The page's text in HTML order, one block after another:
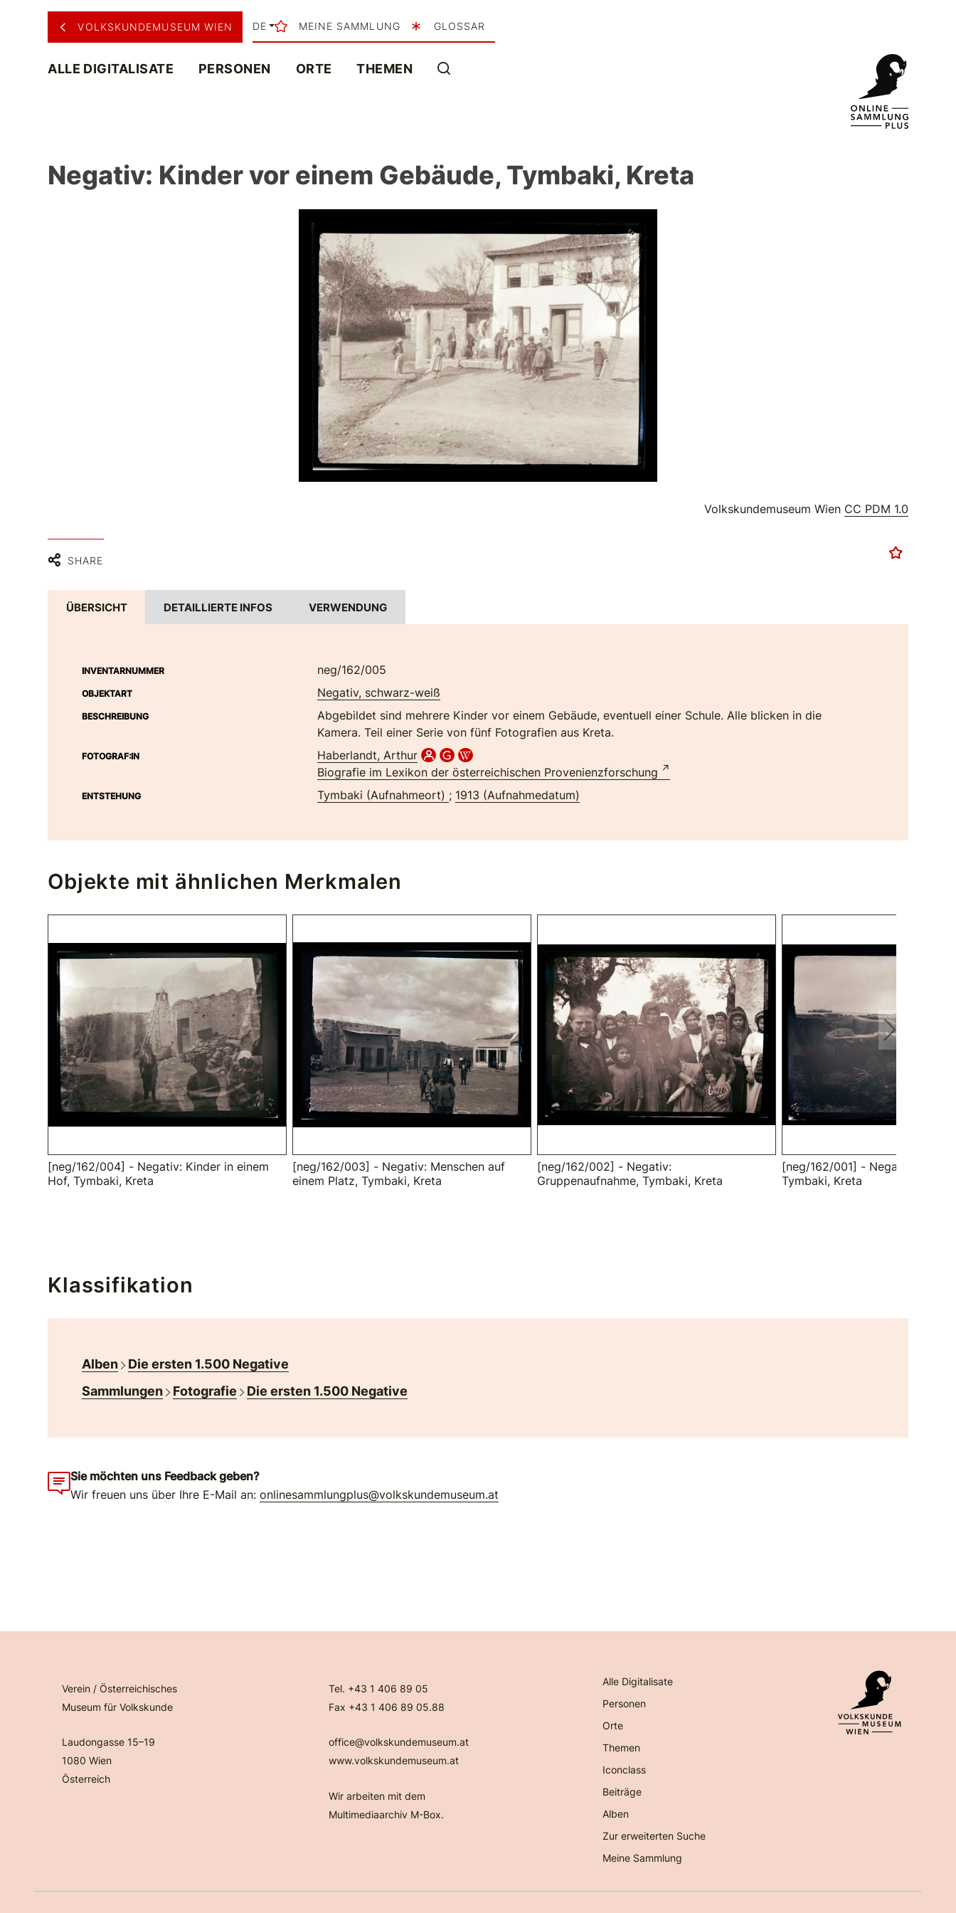
VOLKSKUNDEMUSEUM WIEN DE MEINE SAMMLUNG GLOSSAR
ALLE DIGITALISATE PERSONEN ORTE THEMEN
Negativ: Kinder vor einem Gebäude, Tymbaki, Kreta
Volkskundemuseum Wien CC PDM 1.0
SHARE
ÜBERSICHT DETAILLIERTE INFOS VERWENDUNG
INVENTARNUMMER neg/162/005
OBJEKTART Negativ, schwarz-weiß
BESCHREIBUNG
Abgebildet sind mehrere Kinder vor einem Gebäude, eventuell einer Schule. Alle blicken in die
Kamera. Teil einer Serie von fünf Fotografien aus Kreta.
FOTOGRAF:IN
Haberlandt, Arthur
Biografie im Lexikon der österreichischen Provenienzforschung
ENTSTEHUNG Tymbaki (Aufnahmeort) ; 1913 (Aufnahmedatum)
Objekte mit ähnlichen Merkmalen
[neg/162/004] - Negativ: Kinder in einem
Hof, Tymbaki, Kreta
[neg/162/003] - Negativ: Menschen auf
einem Platz, Tymbaki, Kreta
[neg/162/002] - Negativ:
Gruppenaufnahme, Tymbaki, Kreta
[neg/162/001] - Negativ:
Tymbaki, Kreta
Klassifikation
Alben
Die ersten 1.500 Negative
Sammlungen
Fotografie Die ersten 1.500 Negative
Sie möchten uns Feedback geben?
Wir freuen uns über Ihre E-Mail an:onlinesammlungplus@volkskundemuseum.at
Verein / Österreichisches
Museum für Volkskunde
Laudongasse 15–19
1080 Wien
Österreich
Tel. +43 1 406 89 05
Fax +43 1 406 89 05.88
office@volkskundemuseum.at
www.volkskundemuseum.at
Wir arbeiten mit dem
Multimediaarchiv M-Box.
Alle Digitalisate
Personen
Orte
Themen
Iconclass
Beiträge
Alben
Zur erweiterten Suche
Meine Sammlung